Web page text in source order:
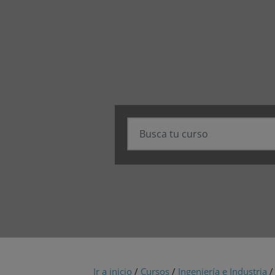
Ir a inicio / Cursos / Ingeniería e Industria /